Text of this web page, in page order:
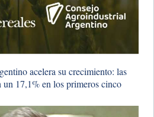
acelera su crecimiento: las
un 17,1% en los primeros cinco